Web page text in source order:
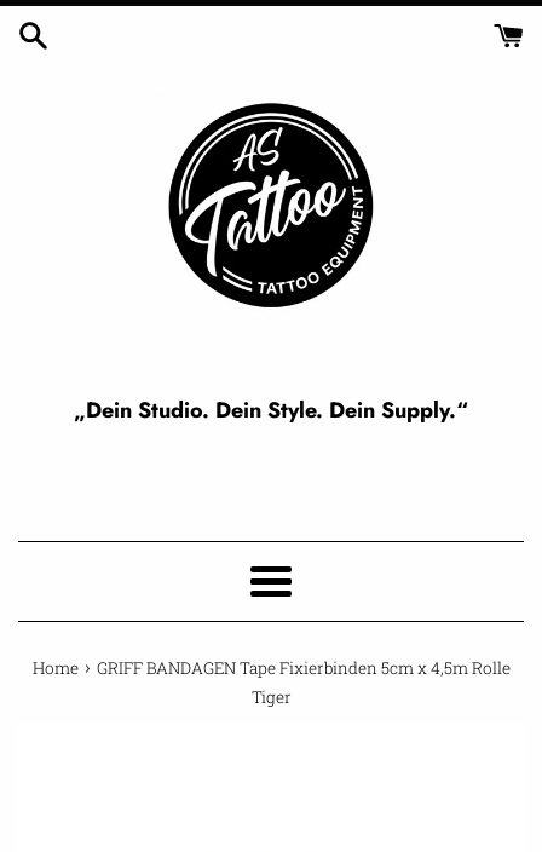
Skip
„Dein Studio. Dein Style. Dein Supply.“
Menu
Home › GRIFF BANDAGEN Tape Fixierbinden 5cm x 4,5m Rolle
Tiger